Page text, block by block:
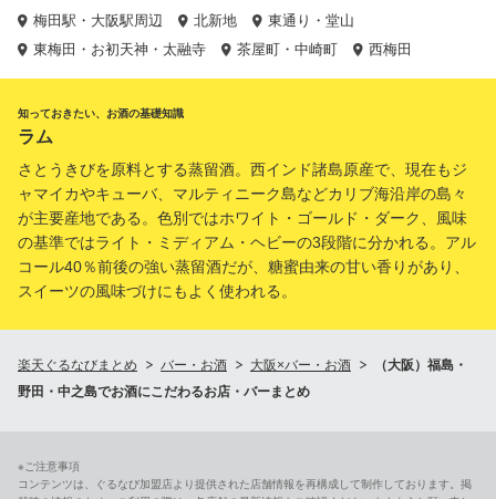
梅田駅・大阪駅周辺 北新地
東通り・堂山
東梅田・お初天神・太融寺
茶屋町・中崎町 西梅田
知っておきたい、お酒の基礎知識
ラム
さとうきびを原料とする蒸留酒。西インド諸島原産で、現在もジ
ャマイカやキューバ、マルティニーク島などカリブ海沿岸の島々
が主要産地である。色別ではホワイト・ゴールド・ダーク、風味
の基準ではライト・ミディアム・ヘビーの3段階に分かれる。アル
コール40％前後の強い蒸留酒だが、糖蜜由来の甘い香りがあり、
スイーツの風味づけにもよく使われる。
楽天ぐるなびまとめ バー・お酒 大阪×バー・お酒
（大阪）福島・
野田・中之島でお酒にこだわるお店・バーまとめ
※ご注意事項
コンテンツは、ぐるなび加盟店より提供された店舗情報を再構成して制作しております。掲